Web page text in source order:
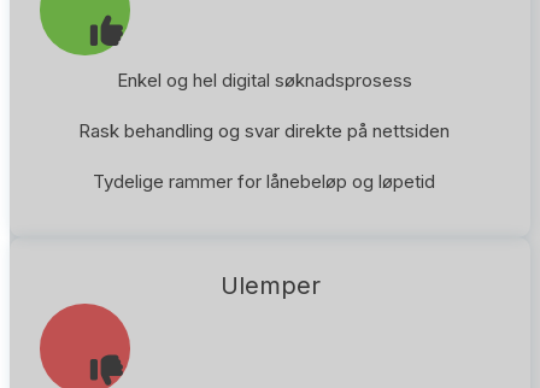
Enkel og hel digital søknadsprosess
Rask behandling og svar direkte på nettsiden
Tydelige rammer for lånebeløp og løpetid
Ulemper